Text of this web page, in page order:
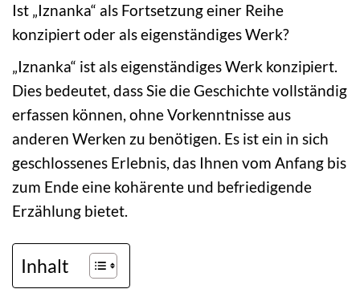
Ist „Iznanka“ als Fortsetzung einer Reihe
konzipiert oder als eigenständiges Werk?
„Iznanka“ ist als eigenständiges Werk konzipiert.
Dies bedeutet, dass Sie die Geschichte vollständig
erfassen können, ohne Vorkenntnisse aus
anderen Werken zu benötigen. Es ist ein in sich
geschlossenes Erlebnis, das Ihnen vom Anfang bis
zum Ende eine kohärente und befriedigende
Erzählung bietet.
Inhalt